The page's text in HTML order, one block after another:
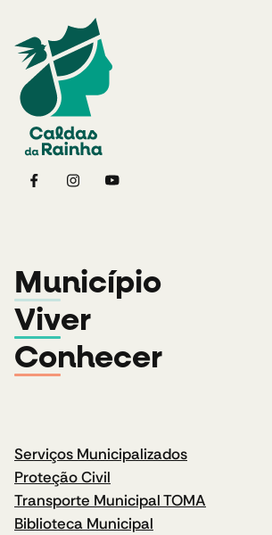
Município
Viver
Conhecer
Serviços Municipalizados
Proteção Civil
Transporte Municipal TOMA
Biblioteca Municipal